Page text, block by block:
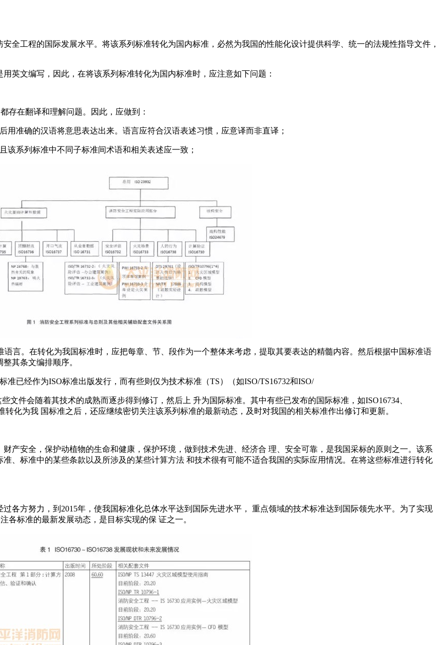
全工程的国际发展水平。将该系列标准转化为国内标准，必然为我国的性能化设计提供科学、统一的法规性指导文件，
英文编写，因此，在将该系列标准转化为国内标准时，应注意如下问题：
存在翻译和理解问题。因此，应做到：
准确的汉语将意思表达出来。语言应符合汉语表述习惯，应意译而非直译；
系列标准中不同子标准间术语和相关表述应一致；
言。在转化为我国标准时，应把每章、节、段作为一个整体来考虑，提取其要表达的精髓内容。然后根据中国标准语
其条文编排顺序。
已经作为ISO标准出版发行，而有些则仅为技术标准（TS）（如ISO/TS16732和ISO/
文件会随着其技术的成熟而逐步得到修订，然后上 升为国际标准。其中有些已发布的国际标准，如ISO16734、
转化为我 国标准之后，还应继续密切关注该系列标准的最新动态，及时对我国的相关标准作出修订和更新。
产安全，保护动植物的生命和健康，保护环境，做到技术先进、经济合 理、安全可靠，是我国采标的原则之一。该系
、标准中的某些条款以及所涉及的某些计算方法 和技术很有可能不适合我国的实际应用情况。在将这些标准进行转化
各方努力，到2015年，使我国标准化总体水平达到国际先进水平， 重点领域的技术标准达到国际领先水平。为了实现
各标准的最新发展动态，是目标实现的保 证之一。